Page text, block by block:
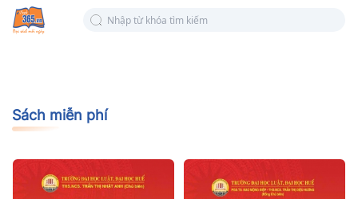
Sách miễn phí